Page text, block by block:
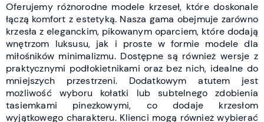
Oferujemy różnorodne modele krzeseł, które doskonale
łączą komfort z estetyką. Nasza gama obejmuje zarówno
krzesła z eleganckim, pikowanym oparciem, które dodają
wnętrzom luksusu, jak i proste w formie modele dla
miłośników minimalizmu. Dostępne są również wersje z
praktycznymi podłokietnikami oraz bez nich, idealne do
mniejszych przestrzeni. Dodatkowym atutem jest
możliwość wyboru kołatki lub subtelnego zdobienia
tasiemkami pinezkowymi, co dodaje krzesłom
wyjątkowego charakteru. Klienci mogą również wybierać